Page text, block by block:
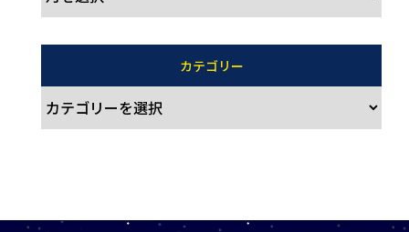
カテゴリー